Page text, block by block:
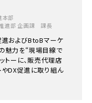
本部
推進部 企画課 課長
およびBtoBマーケ
魅力を“現場目線で
トーに、販売代理店
やDX促進に取り組ん